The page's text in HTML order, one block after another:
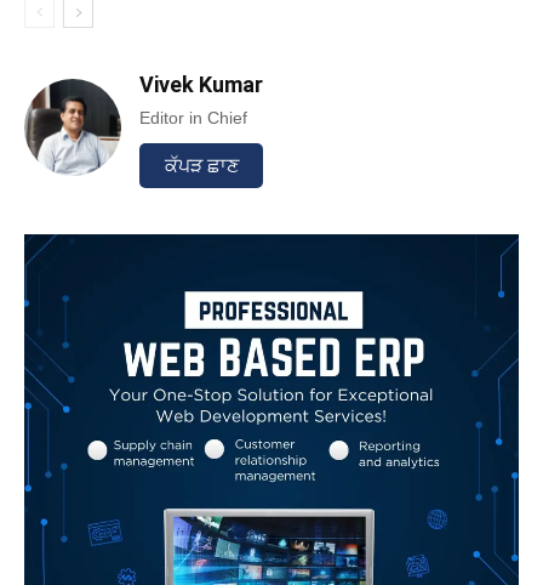
Vivek Kumar
Editor in Chief
ਕੱਪੜ ਛਾਣ